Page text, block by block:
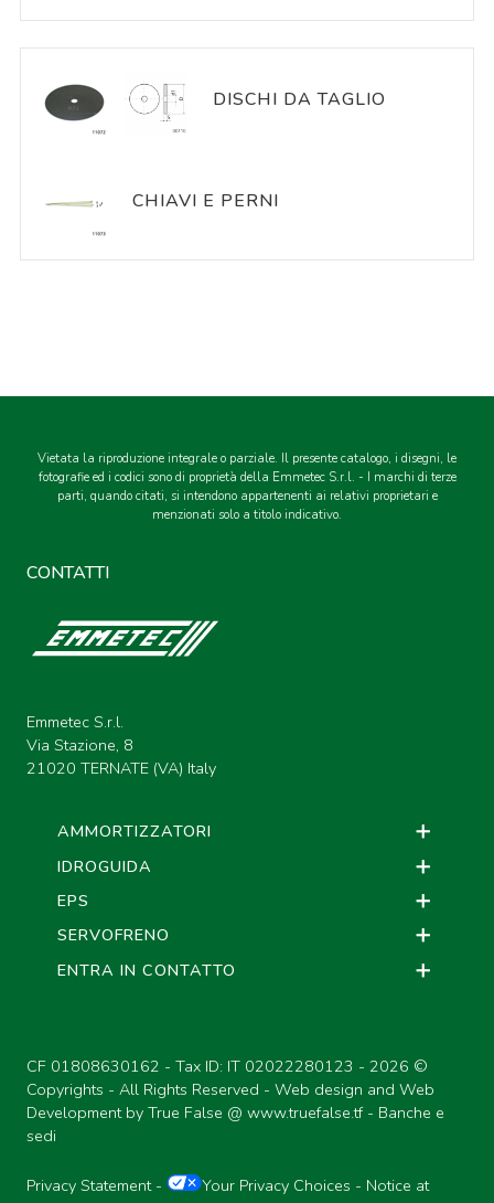
DISCHI DA TAGLIO
CHIAVI E PERNI
Vietata la riproduzione integrale o parziale. Il presente catalogo, i disegni, le
fotografie ed i codici sono di proprietà della Emmetec S.r.l. - I marchi di terze
parti, quando citati, si intendono appartenenti ai relativi proprietari e
menzionati solo a titolo indicativo.
CONTATTI
Emmetec S.r.l.
Via Stazione, 8
21020 TERNATE (VA) Italy
AMMORTIZZATORI
IDROGUIDA
EPS
SERVOFRENO
ENTRA IN CONTATTO
CF 01808630162 - Tax ID: IT 02022280123 - 2026 ©
Copyrights - All Rights Reserved - Web design and Web
Development by True False @ www.truefalse.tf- Banche e
sedi
Privacy Statement- Your Privacy Choices - Notice at